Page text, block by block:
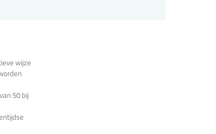
wijze
50 bij